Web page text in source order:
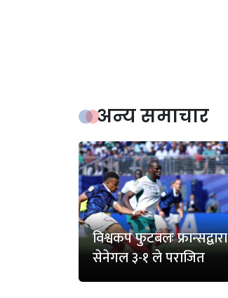
अन्य समाचार
विश्वकप फुटबलः फ्रान्सद्वारा
सेनेगल ३-१ ले पराजित